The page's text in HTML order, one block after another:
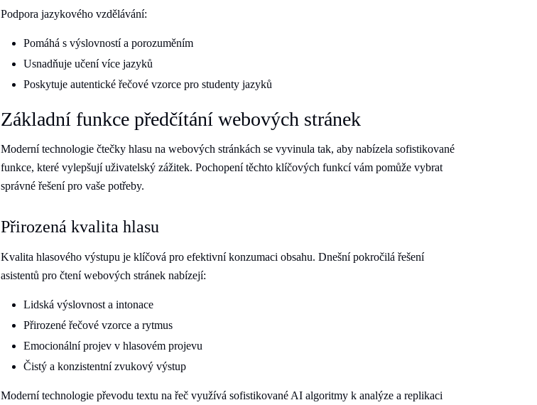
Podpora jazykového vzdělávání:
Pomáhá s výslovností a porozuměním
Usnadňuje učení více jazyků
Poskytuje autentické řečové vzorce pro studenty jazyků
Základní funkce předčítání webových stránek
Moderní technologie čtečky hlasu na webových stránkách se vyvinula tak, aby nabízela sofistikované
funkce, které vylepšují uživatelský zážitek. Pochopení těchto klíčových funkcí vám pomůže vybrat
správné řešení pro vaše potřeby.
Přirozená kvalita hlasu
Kvalita hlasového výstupu je klíčová pro efektivní konzumaci obsahu. Dnešní pokročilá řešení
asistentů pro čtení webových stránek nabízejí:
Lidská výslovnost a intonace
Přirozené řečové vzorce a rytmus
Emocionální projev v hlasovém projevu
Čistý a konzistentní zvukový výstup
Moderní technologie převodu textu na řeč využívá sofistikované AI algoritmy k analýze a replikaci